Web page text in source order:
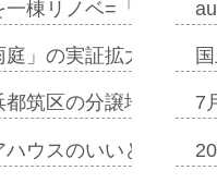
一棟リノベ=「職住遊
庭」の実証拡大へ=ガ
都筑区の分譲地開発で
ハウスのいいとこどり
7